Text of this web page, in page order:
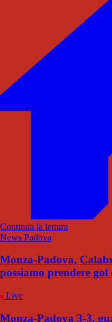
Continua la lettura
News Padova
Monza-Padova,
possiamo prendere
Live
Monza-Padova 3-3,